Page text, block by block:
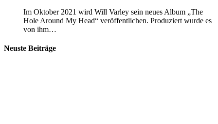
Im Oktober 2021 wird Will Varley sein neues Album „The
Hole Around My Head“ veröffentlichen. Produziert wurde es
von ihm…
Neuste Beiträge